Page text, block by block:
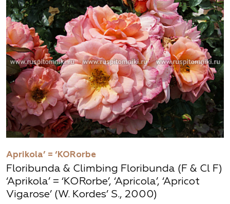
Aprikola’ = ‘KORorbe
Floribunda & Climbing Floribunda (F & Cl F)
‘Aprikola’ = ‘KORorbe’, ‘Apricola’, ‘Apricot
Vigarose’ (W. Kordes’ S., 2000)